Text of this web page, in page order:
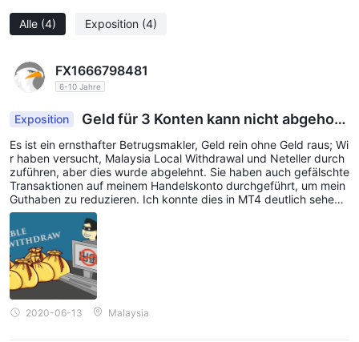
Alle (4) Exposition (4)
FX1666798481
6-10 Jahre
Exposition
Geld für 3 Konten kann nicht abgehob
en werden.
Es ist ein ernsthafter Betrugsmakler, Geld rein ohne Geld raus; Wi
r haben versucht, Malaysia Local Withdrawal und Neteller durch
zuführen, aber dies wurde abgelehnt. Sie haben auch gefälschte
Transaktionen auf meinem Handelskonto durchgeführt, um mein
Guthaben zu reduzieren. Ich konnte dies in MT4 deutlich sehen.
Riskieren Sie nicht Ihr Geld!
2020-06-13 Malaysia